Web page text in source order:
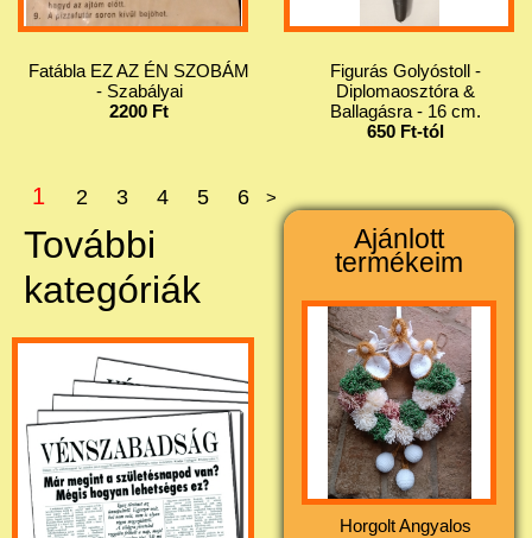
Fatábla EZ AZ ÉN SZOBÁM
- Szabályai
2200 Ft
Figurás Golyóstoll -
Diplomaosztóra &
Ballagásra - 16 cm.
650 Ft-tól
1 2 3 4 5 6 >
További
kategóriák
Ajánlott
termékeim
Horgolt Angyalos